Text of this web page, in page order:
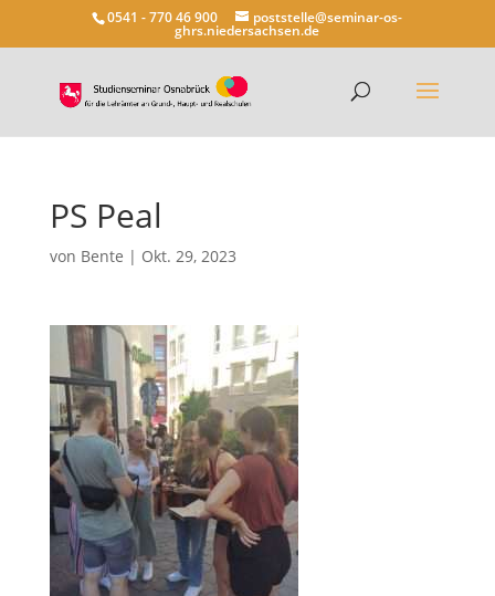
0541 - 770 46 900 poststelle@seminar-os-
ghrs.niedersachsen.de
PS Peal
von Bente | Okt. 29, 2023